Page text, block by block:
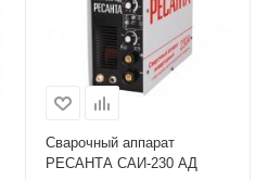
Сварочный аппарат
РЕСАНТА САИ-230 АД